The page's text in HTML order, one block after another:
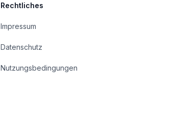
Rechtliches
Impressum
Datenschutz
Nutzungsbedingungen